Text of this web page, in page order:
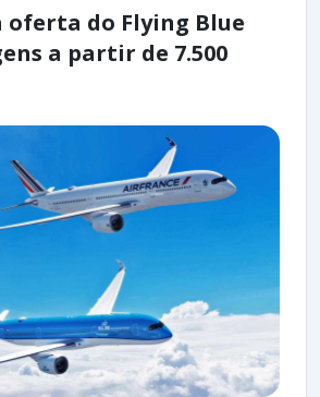
oferta do Flying Blue
a partir de 7.500